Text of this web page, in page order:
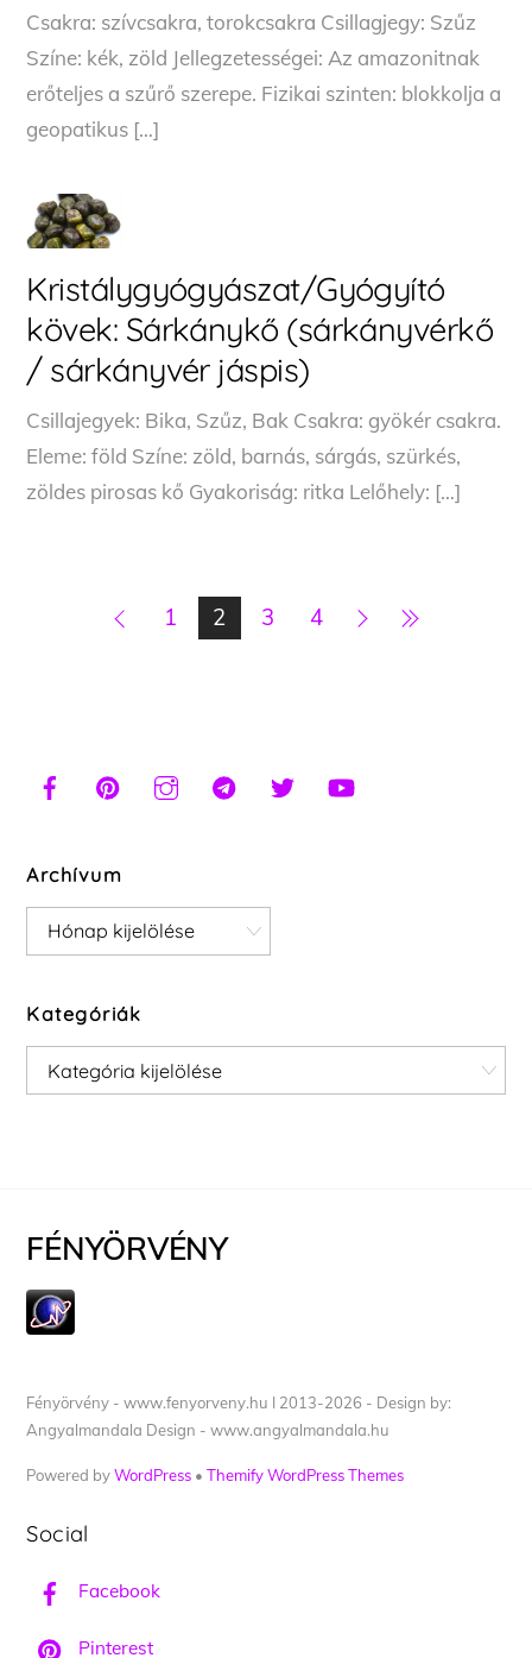
Csakra: szívcsakra, torokcsakra Csillagjegy: Szűz
Színe: kék, zöld Jellegzetességei: Az amazonitnak
erőteljes a szűrő szerepe. Fizikai szinten: blokkolja a
geopatikus […]
Kristálygyógyászat/Gyógyító
kövek: Sárkánykő (sárkányvérkő
/ sárkányvér jáspis)
Csillajegyek: Bika, Szűz, Bak Csakra: gyökér csakra.
Eleme: föld Színe: zöld, barnás, sárgás, szürkés,
zöldes pirosas kő Gyakoriság: ritka Lelőhely: […]
1 2 3 4
Archívum
Archívum
Kategóriák
Kategóriák
FÉNYÖRVÉNY
Fényörvény - www.fenyorveny.hu I 2013-2026 - Design by:
Angyalmandala Design - www.angyalmandala.hu
Powered byWordPress •Themify WordPress Themes
Social
Facebook
Pinterest